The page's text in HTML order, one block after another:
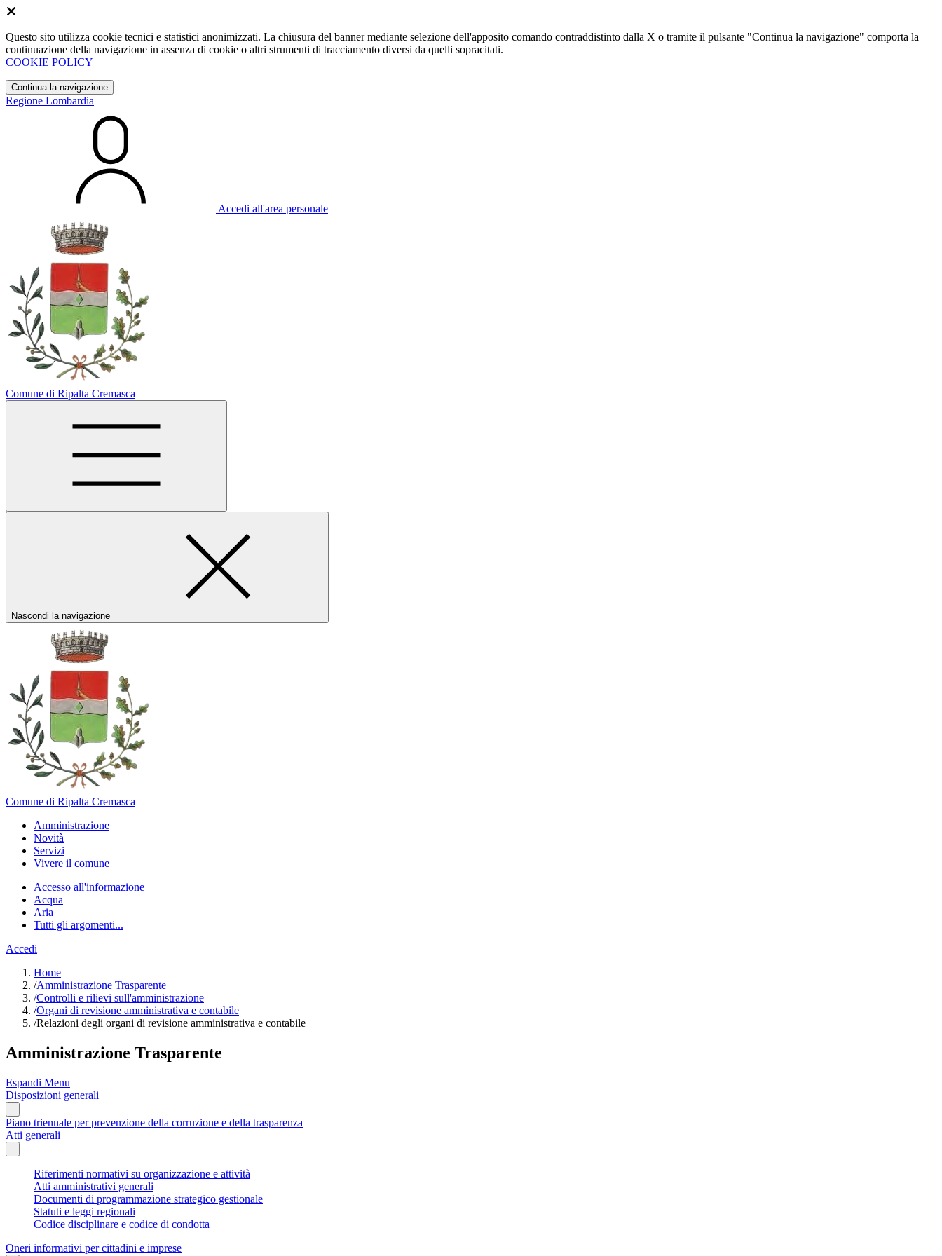
Questo sito utilizza cookie tecnici e statistici anonimizzati. La chiusura del banner mediante selezione dell'apposito comando contraddistinto dalla X o tramite il pulsante "Continua la navigazione" comporta la
continuazione della navigazione in assenza di cookie o altri strumenti di tracciamento diversi da quelli sopracitati.
COOKIE POLICY
Continua la navigazione
Regione Lombardia
Accedi all'area personale
Comune di Ripalta Cremasca
Nascondi la navigazione
Comune di Ripalta Cremasca
Amministrazione
Novità
Servizi
Vivere il comune
Accesso all'informazione
Acqua
Aria
Tutti gli argomenti...
Accedi
Home
/Amministrazione Trasparente
/Controlli e rilievi sull'amministrazione
/Organi di revisione amministrativa e contabile
/Relazioni degli organi di revisione amministrativa e contabile
Amministrazione Trasparente
Espandi Menu
Disposizioni generali
Piano triennale per prevenzione della corruzione e della trasparenza
Atti generali
Riferimenti normativi su organizzazione e attività
Atti amministrativi generali
Documenti di programmazione strategico gestionale
Statuti e leggi regionali
Codice disciplinare e codice di condotta
Oneri informativi per cittadini e imprese